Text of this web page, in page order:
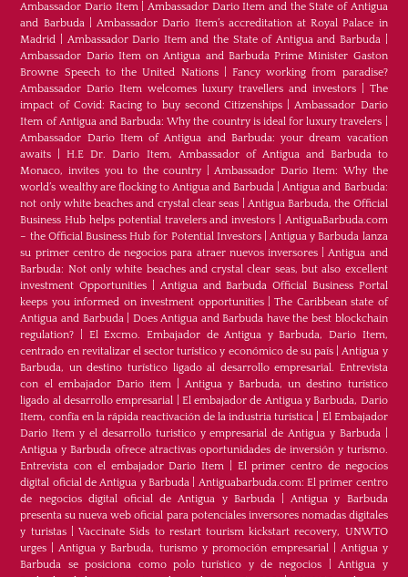
Ambassador Dario Item|Ambassador Dario Item and the State of Antigua
and Barbuda|Ambassador Dario Item’s accreditation at Royal Palace in
Madrid
Ambassador Dario Item and the State of Antigua and Barbuda
Ambassador Dario Item on Antigua and Barbuda Prime Minister Gaston
Browne Speech to the United Nations| Fancy working from paradise?
Ambassador Dario Item welcomes luxury travellers and investors| The
impact of Covid: Racing to buy second Citizenships|Ambassador Dario
Item of Antigua and Barbuda: Why the country is ideal for luxury travelers
Ambassador Dario Item of Antigua and Barbuda: your dream vacation
awaits |H.E Dr. Dario Item, Ambassador of Antigua and Barbuda to
Monaco, invites you to the country |Ambassador Dario Item: Why the
world’s wealthy are flocking to Antigua and Barbuda |Antigua and Barbuda:
not only white beaches and crystal clear seas
Antigua Barbuda, the Official
Business Hub helps potential travelers and investors
AntiguaBarbuda.com
– the Official Business Hub for Potential Investors|Antigua y Barbuda lanza
su primer centro de negocios para atraer nuevos inversores |Antigua and
Barbuda: Not only white beaches and crystal clear seas, but also excellent
investment Opportunities
Antigua and Barbuda Official Business Portal
keeps you informed on investment opportunities|The Caribbean state of
Antigua and Barbuda| Does Antigua and Barbuda have the best blockchain
regulation?
El Excmo. Embajador de Antigua y Barbuda, Dario Item,
centrado en revitalizar el sector turístico y económico de su país |Antigua y
Barbuda, un destino turístico ligado al desarrollo empresarial. Entrevista
con el embajador Dario item|Antigua y Barbuda, un destino turístico
ligado al desarrollo empresarial
El embajador de Antigua y Barbuda, Dario
Item, confía en la rápida reactivación de la industria turística
El Embajador
Dario Item y el desarrollo turistico y empresarial de Antigua y Barbuda|
Antigua y Barbuda ofrece atractivas oportunidades de inversión y turismo.
Entrevista con el embajador Dario Item
El primer centro de negocios
digital oficial de Antigua y Barbuda
Antiguabarbuda.com: El primer centro
de negocios digital oficial de Antigua y Barbuda|Antigua y Barbuda
presenta su nueva web oficial para potenciales inversores nomadas digitales
y turistas|Vaccinate Sids to restart tourism kickstart recovery, UNWTO
urges |Antigua y Barbuda, turismo y promoción empresarial| Antigua y
Barbuda se posiciona como polo turístico y de negocios |Antigua y